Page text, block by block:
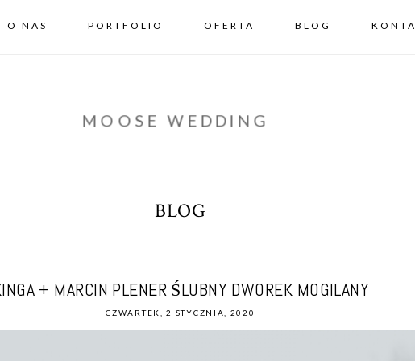
O NAS PORTFOLIO OFERTA BLOG
MOOSE WEDDING
BLOG
+ MARCIN PLENER ŚLUBNY DWOREK MOGILANY
CZWARTEK, 2 STYCZNIA, 2020